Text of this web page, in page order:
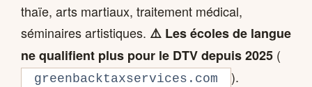
thaïe, arts martiaux, traitement médical,
séminaires artistiques. ⚠️ Les écoles de langue
ne qualifient plus pour le DTV depuis 2025 (
greenbacktaxservices.com ).